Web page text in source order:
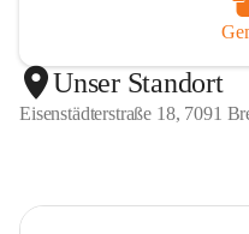
Unser Standort
Eisenstädterstraße 18, 7091